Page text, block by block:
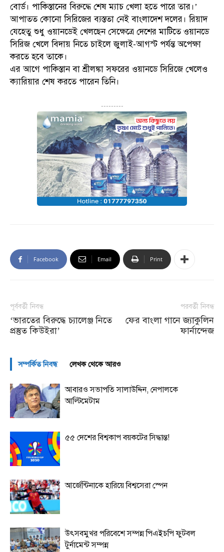
বোর্ড। পাকিস্তানের বিরুদ্ধে শেষ ম্যাচ খেলা হতে পারে তার।’
আপাতত কোনো সিরিজের ব্যস্ততা নেই বাংলাদেশ দলের। রিয়াদ
যেহেতু শুধু ওয়ানডেই খেলছেন সেক্ষেত্রে দেশের মাটিতে ওয়ানডে
সিরিজ খেলে বিদায় নিতে চাইলে জুলাই-আগস্ট পর্যন্ত অপেক্ষা
করতে হবে তাকে।
এর আগে পাকিস্তান বা শ্রীলঙ্কা সফরের ওয়ানডে সিরিজে খেলেও
ক্যারিয়ার শেষ করতে পারেন তিনি।
---------
Facebook Email Print
পূর্ববর্তী নিবন্ধ
‘ভারতের বিরুদ্ধে চ্যালেঞ্জ নিতে
প্রস্তুত কিউইরা’
পরবর্তী নিবন্ধ
ফের বাংলা গানে জ্যাকুলিন
ফার্নান্দেজ
সম্পর্কিত নিবন্ধ লেখক থেকে আরও
আবারও সভাপতি সালাউদ্দিন, নেপালকে
আল্টিমেটাম
৫৫ দেশের বিশ্বকাপ বয়কটের সিদ্ধান্ত!
আর্জেন্টিনাকে হারিয়ে বিশ্বসেরা স্পেন
উৎসবমুখর পরিবেশে সম্পন্ন পিএইচপি ফুটবল
টুর্নামেন্ট সম্পন্ন